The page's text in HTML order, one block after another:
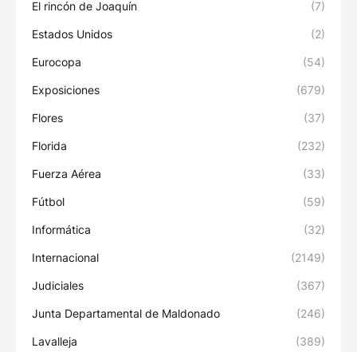
El rincón de Joaquín (7)
Estados Unidos (2)
Eurocopa (54)
Exposiciones (679)
Flores (37)
Florida (232)
Fuerza Aérea (33)
Fútbol (59)
Informática (32)
Internacional (2149)
Judiciales (367)
Junta Departamental de Maldonado (246)
Lavalleja (389)